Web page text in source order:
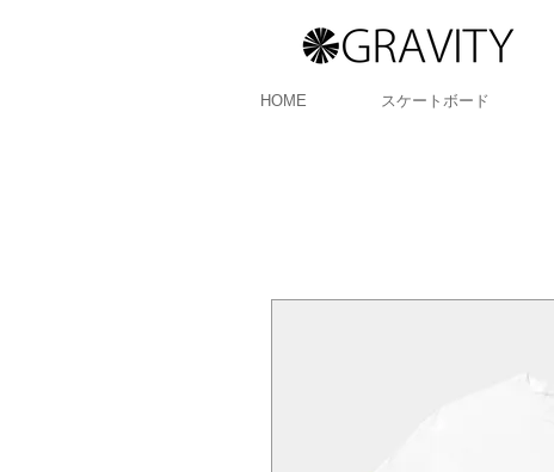
HOME スケートボード